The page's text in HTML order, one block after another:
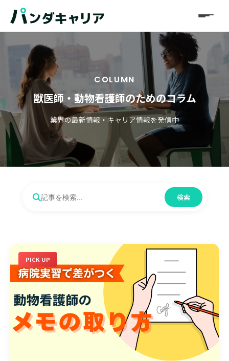
COLUMN
獣医師・動物看護師のためのコラム
業界の最新情報・キャリア情報を発信中
検索
PICK UP